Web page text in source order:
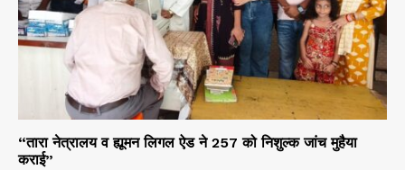
“तारा नेत्रालय व ह्यूमन लिगल ऐड ने 257 को निशुल्क जांच मुहैया
कराई”